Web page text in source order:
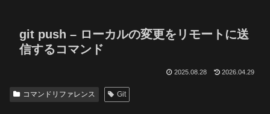
git push – ローカルの変更をリモートに送
信するコマンド
2025.08.28 2026.04.29
コマンドリファレンス Git